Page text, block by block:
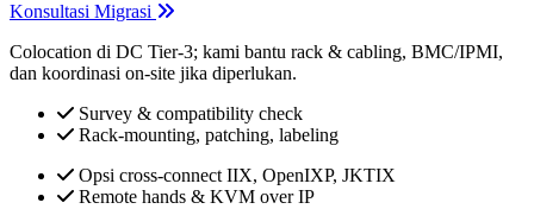
Konsultasi Migrasi
Colocation di DC Tier-3; kami bantu rack & cabling, BMC/IPMI,
dan koordinasi on-site jika diperlukan.
Survey & compatibility check
Rack-mounting, patching, labeling
Opsi cross-connect IIX, OpenIXP, JKTIX
Remote hands & KVM over IP